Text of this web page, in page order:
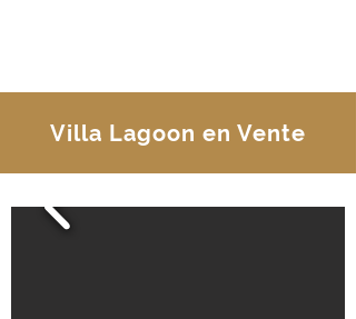
Villa Lagoon en Vente